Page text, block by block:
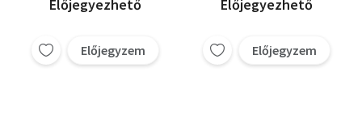
Készítése, Elektron-
Dekádazámlálók,
Tirisztor Mérések,
V.L. Silo
Wallmark-Carlstedt
Előjegyezhető
Előjegyzem
Előjegyezhető
Előjegyzem